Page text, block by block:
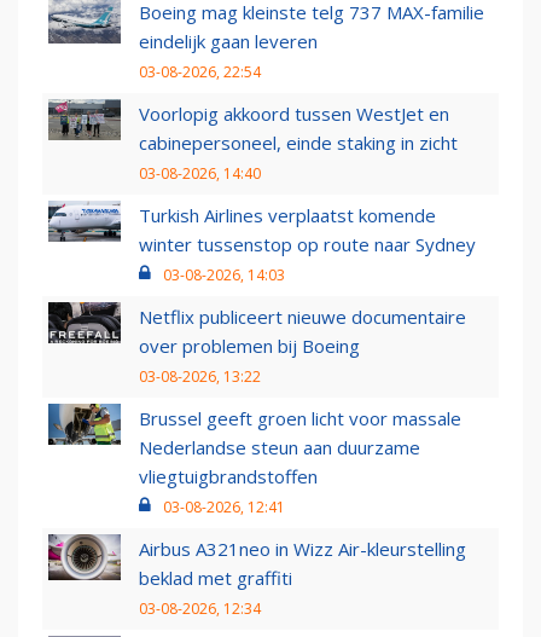
Boeing mag kleinste telg 737 MAX-familie
eindelijk gaan leveren
03-08-2026, 22:54
Voorlopig akkoord tussen WestJet en
cabinepersoneel, einde staking in zicht
03-08-2026, 14:40
Turkish Airlines verplaatst komende
winter tussenstop op route naar Sydney
03-08-2026, 14:03
Netflix publiceert nieuwe documentaire
over problemen bij Boeing
03-08-2026, 13:22
Brussel geeft groen licht voor massale
Nederlandse steun aan duurzame
vliegtuigbrandstoffen
03-08-2026, 12:41
Airbus A321neo in Wizz Air-kleurstelling
beklad met graffiti
03-08-2026, 12:34